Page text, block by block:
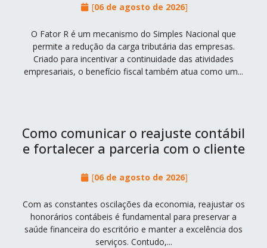
[06 de agosto de 2026]
O Fator R é um mecanismo do Simples Nacional que
permite a redução da carga tributária das empresas.
Criado para incentivar a continuidade das atividades
empresariais, o benefício fiscal também atua como um...
Como comunicar o reajuste contábil
e fortalecer a parceria com o cliente
[06 de agosto de 2026]
Com as constantes oscilações da economia, reajustar os
honorários contábeis é fundamental para preservar a
saúde financeira do escritório e manter a excelência dos
serviços. Contudo,...